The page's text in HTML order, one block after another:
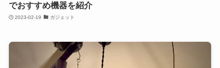
でおすすめ機器を紹介
2023-02-19 ガジェット